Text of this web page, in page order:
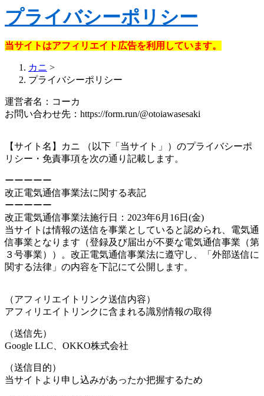
プライバシーポリシー
当サイトはアフィリエイト広告を利用しています。
カニ >
プライバシーポリシー
運営者名：コーカ
お問い合わせ先：https://form.run/@otoiawasesaki
【サイト名】カニ （以下「当サイト」）のプライバシーポ
リシー・免責事項を次の通り記載します。
ーーーーー
改正電気通信事業法に関する表記
ーーーーー
改正電気通信事業法施行日：2023年6月16日(金)
当サイトは情報の送信を事業としていると認められ、電気通
信事業となります（登録及び届出が不要な電気通信事業（第
３号事業））。改正電気通信事業法に遵守し、「外部送信に
関する法律」の内容を下記にて公開します。
（アフィリエイトリンク送信内容）
アフィリエイトリンクに含まれる識別情報の取得
（送信先）
Google LLC、OKKO株式会社
（送信目的）
当サイトより申し込みがあったか把握するため